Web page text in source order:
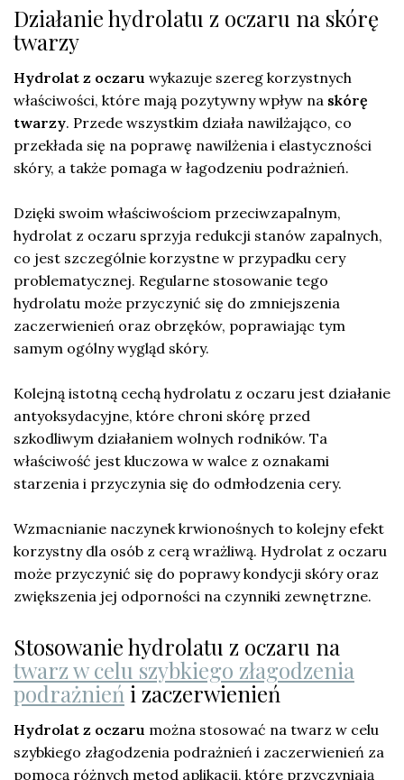
Działanie hydrolatu z oczaru na skórę
twarzy
Hydrolat z oczaru wykazuje szereg korzystnych
właściwości, które mają pozytywny wpływ na skórę
twarzy. Przede wszystkim działa nawilżająco, co
przekłada się na poprawę nawilżenia i elastyczności
skóry, a także pomaga w łagodzeniu podrażnień.
Dzięki swoim właściwościom przeciwzapalnym,
hydrolat z oczaru sprzyja redukcji stanów zapalnych,
co jest szczególnie korzystne w przypadku cery
problematycznej. Regularne stosowanie tego
hydrolatu może przyczynić się do zmniejszenia
zaczerwienień oraz obrzęków, poprawiając tym
samym ogólny wygląd skóry.
Kolejną istotną cechą hydrolatu z oczaru jest działanie
antyoksydacyjne, które chroni skórę przed
szkodliwym działaniem wolnych rodników. Ta
właściwość jest kluczowa w walce z oznakami
starzenia i przyczynia się do odmłodzenia cery.
Wzmacnianie naczynek krwionośnych to kolejny efekt
korzystny dla osób z cerą wrażliwą. Hydrolat z oczaru
może przyczynić się do poprawy kondycji skóry oraz
zwiększenia jej odporności na czynniki zewnętrzne.
Stosowanie hydrolatu z oczaru na
twarz w celu szybkiego złagodzenia
podrażnień i zaczerwienień
Hydrolat z oczaru można stosować na twarz w celu
szybkiego złagodzenia podrażnień i zaczerwienień za
pomocą różnych metod aplikacji, które przyczyniają